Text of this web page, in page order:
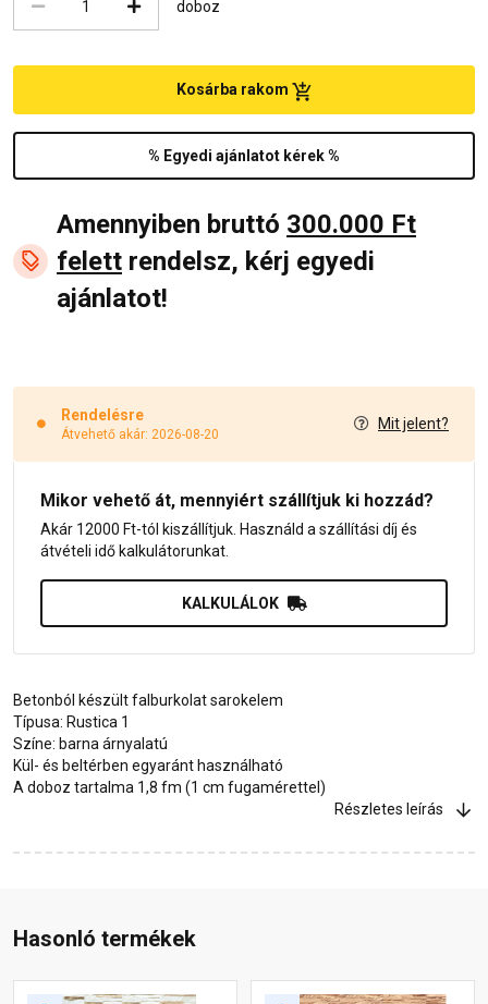
doboz
% Egyedi ajánlatot kérek %
Kosárba rakom
Amennyiben bruttó 300.000 Ft
felett rendelsz, kérj egyedi
ajánlatot!
Rendelésre
Átvehető akár: 2026-08-20
Mit jelent?
Mikor vehető át, mennyiért szállítjuk ki hozzád?
Akár 12000 Ft-tól kiszállítjuk. Használd a szállítási díj és
átvételi idő kalkulátorunkat.
KALKULÁLOK
Betonból készült falburkolat sarokelem
Típusa: Rustica 1
Színe: barna árnyalatú
Kül- és beltérben egyaránt használható
A doboz tartalma 1,8 fm (1 cm fugamérettel)
Részletes leírás
Hasonló termékek